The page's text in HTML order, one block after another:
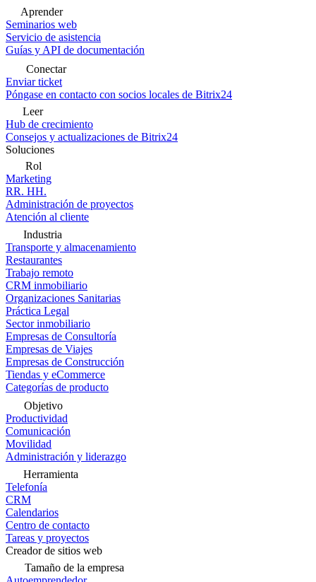
Aprender
Seminarios web
Servicio de asistencia
Guías y API de documentación
Conectar
Enviar ticket
Póngase en contacto con socios locales de Bitrix24
Leer
Hub de crecimiento
Consejos y actualizaciones de Bitrix24
Soluciones
Rol
Marketing
RR. HH.
Administración de proyectos
Atención al cliente
Industria
Transporte y almacenamiento
Restaurantes
Trabajo remoto
CRM inmobiliario
Organizaciones Sanitarias
Práctica Legal
Sector inmobiliario
Empresas de Consultoría
Empresas de Viajes
Empresas de Construcción
Tiendas y eCommerce
Categorías de producto
Objetivo
Productividad
Comunicación
Movilidad
Administración y liderazgo
Herramienta
Telefonía
CRM
Calendarios
Centro de contacto
Tareas y proyectos
Creador de sitios web
Tamaño de la empresa